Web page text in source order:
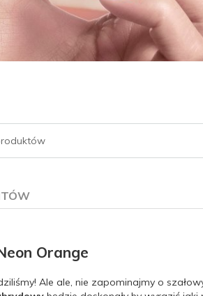
Orange
Ale ale, nie zapominajmy o